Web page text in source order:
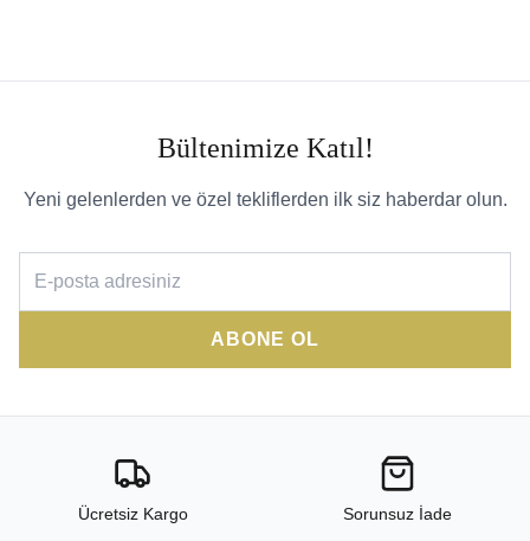
Bültenimize Katıl!
Yeni gelenlerden ve özel tekliflerden ilk siz haberdar olun.
ABONE OL
Ücretsiz Kargo Sorunsuz İade